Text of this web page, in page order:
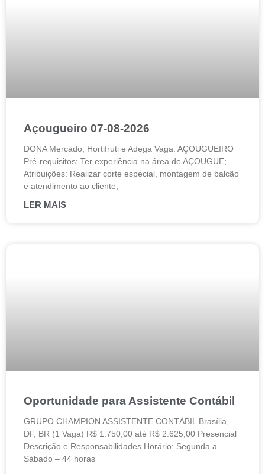
Açougueiro 07-08-2026
DONA Mercado, Hortifruti e Adega Vaga: AÇOUGUEIRO
Pré-requisitos: Ter experiência na área de AÇOUGUE;
Atribuições: Realizar corte especial, montagem de balcão
e atendimento ao cliente;
LER MAIS
Oportunidade para Assistente Contábil
GRUPO CHAMPION ASSISTENTE CONTÁBIL Brasília,
DF, BR (1 Vaga) R$ 1.750,00 até R$ 2.625,00 Presencial
Descrição e Responsabilidades Horário: Segunda a
Sábado – 44 horas